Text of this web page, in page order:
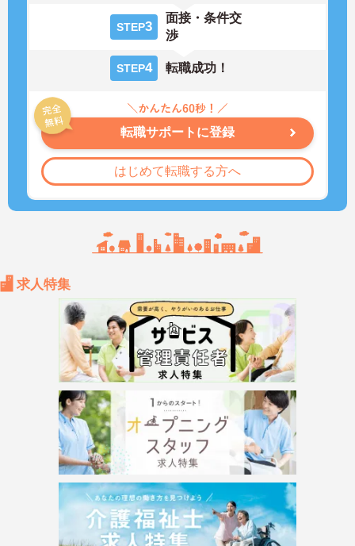
STEP3
面接・条件交
渉
STEP4 転職成功！
転職サポートに登録
はじめて転職する方へ
求人特集